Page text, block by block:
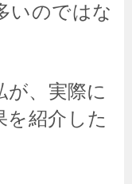
いのではな
が、実際に
を紹介した